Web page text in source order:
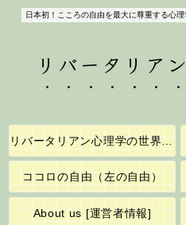
日本初！こころの自由を最大に尊重する心
リバータリア
リバータリアン心理学の世界へようこそ！
ココロの自由（左の自由）
About us [運営者情報]